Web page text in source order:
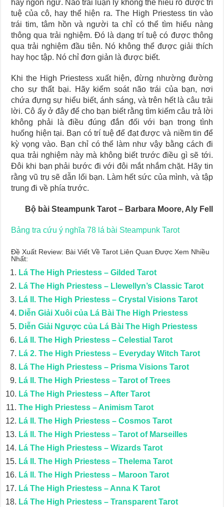
hay ngôn ngữ. Não trái luận lý không thể hiểu rõ được trí
tuệ của cô, hay thể hiện ra. The High Priestess tin vào
trái tim, tâm hồn và người ta chỉ có thể tìm hiểu nàng
thông qua trải nghiệm. Đó là dạng trí tuệ có được thông
qua trải nghiệm đầu tiên. Nó không thể được giải thích
hay học tập. Nó chỉ đơn giản là được biết.
Khi the High Priestess xuất hiện, đừng nhường đường
cho sự thất bại. Hãy kiểm soát não trái của bạn, nơi
chứa đựng sự hiểu biết, ánh sáng, và trên hết là câu trải
lời. Cô ấy ở đây để cho bạn biết rằng tìm kiếm câu trả lời
không phải là điều đúng đắn đối với bạn trong tình
huống hiện tại. Bạn có trí tuệ để đạt được và niềm tin để
kỳ vọng vào. Bạn chỉ có thể làm như vậy bằng cách đi
qua trải nghiệm này mà không biết trước điều gì sẽ tới.
Đôi khi bạn phải bước đi với đôi mắt nhắm chặt. Hãy tin
rằng vũ trụ sẽ dẫn lối bạn. Làm hết sức của mình, và tập
trung đi về phía trước.
Bộ bài Steampunk Tarot – Barbara Moore, Aly Fell
Bảng tra cứu ý nghĩa 78 lá bài Steampunk Tarot
Đề Xuất Review: Bài Viết Về Tarot Liên Quan Được Xem Nhiều
Nhất:
Lá The High Priestess – Gilded Tarot
Lá The High Priestess – Llewellyn’s Classic Tarot
Lá II. The High Priestess – Crystal Visions Tarot
Diễn Giải Xuôi của Lá Bài The High Priestess
Diễn Giải Ngược của Lá Bài The High Priestess
Lá II. The High Priestess – Celestial Tarot
Lá 2. The High Priestess – Everyday Witch Tarot
Lá The High Priestess – Prisma Visions Tarot
Lá II. The High Priestess – Tarot of Trees
Lá The High Priestess – After Tarot
The High Priestess – Animism Tarot
Lá II. The High Priestess – Cosmos Tarot
Lá II. The High Priestess – Tarot of Marseilles
Lá The High Priestess – Wizards Tarot
Lá II. The High Priestess – Thelema Tarot
Lá II. The High Priestess – Maroon Tarot
Lá The High Priestess – Anna K Tarot
Lá The High Priestess – Transparent Tarot